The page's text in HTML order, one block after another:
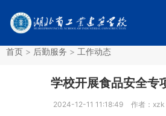
首页 > 后勤服务 > 工作动态
学校开展食品安全专
2024-12-11 11:18:49 作者：xzk